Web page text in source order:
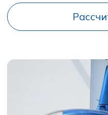
AIRBUS H125